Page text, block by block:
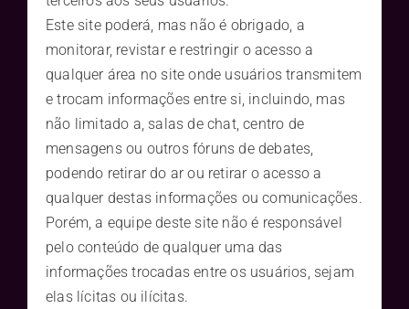
Este site poderá, mas não é obrigado, a
monitorar, revistar e restringir o acesso a
qualquer área no site onde usuários transmitem
e trocam informações entre si, incluindo, mas
não limitado a, salas de chat, centro de
mensagens ou outros fóruns de debates,
podendo retirar do ar ou retirar o acesso a
qualquer destas informações ou comunicações.
Porém, a equipe deste site não é responsável
pelo conteúdo de qualquer uma das
informações trocadas entre os usuários, sejam
elas lícitas ou ilícitas.